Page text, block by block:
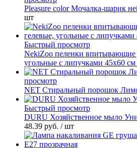
Pleasure сolor Мочалка-шарик
шт
Быстрый просмотр
NekiZoo пеленки впитывающие
угольные с липучками 45х60
просмотр
NET Стиральный порошок
Быстрый просмотр
DURU Хозяйственное мыло
48.39 руб. / шт